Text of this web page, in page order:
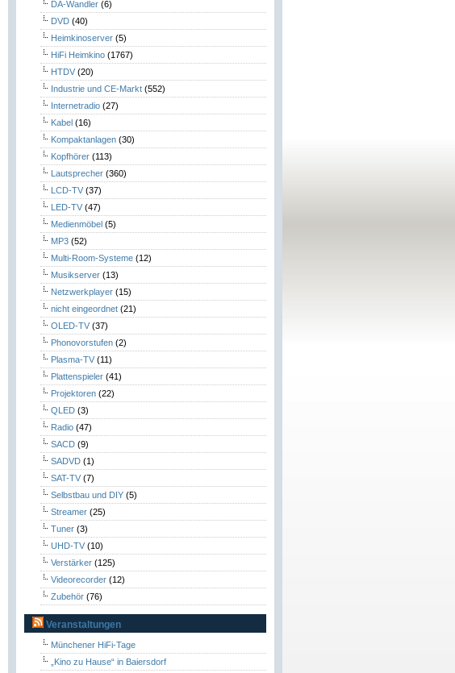
DA-Wandler (6)
DVD (40)
Heimkinoserver (5)
HiFi Heimkino (1767)
HTDV (20)
Industrie und CE-Markt (552)
Internetradio (27)
Kabel (16)
Kompaktanlagen (30)
Kopfhörer (113)
Lautsprecher (360)
LCD-TV (37)
LED-TV (47)
Medienmöbel (5)
MP3 (52)
Multi-Room-Systeme (12)
Musikserver (13)
Netzwerkplayer (15)
nicht eingeordnet (21)
OLED-TV (37)
Phonovorstufen (2)
Plasma-TV (11)
Plattenspieler (41)
Projektoren (22)
QLED (3)
Radio (47)
SACD (9)
SADVD (1)
SAT-TV (7)
Selbstbau und DIY (5)
Streamer (25)
Tuner (3)
UHD-TV (10)
Verstärker (125)
Videorecorder (12)
Zubehör (76)
Veranstaltungen
Münchener HiFi-Tage
„Kino zu Hause“ in Baiersdorf